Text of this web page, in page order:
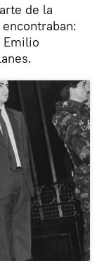
de la
Emilio